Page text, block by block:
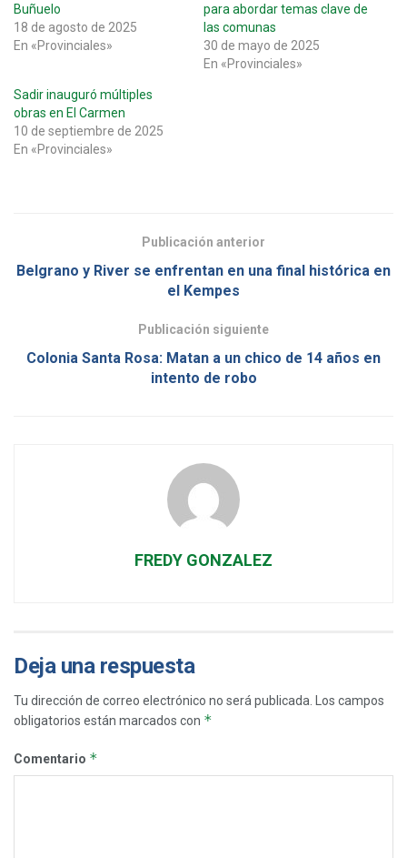
Buñuelo
18 de agosto de 2025
En «Provinciales»
para abordar temas clave de
las comunas
30 de mayo de 2025
En «Provinciales»
Sadir inauguró múltiples
obras en El Carmen
10 de septiembre de 2025
En «Provinciales»
Publicación anterior
Belgrano y River se enfrentan en una final histórica en
el Kempes
Publicación siguiente
Colonia Santa Rosa: Matan a un chico de 14 años en
intento de robo
FREDY GONZALEZ
Deja una respuesta
Tu dirección de correo electrónico no será publicada. Los campos
obligatorios están marcados con *
Comentario *